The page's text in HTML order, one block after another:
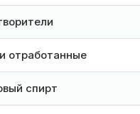
отработанные
спирт